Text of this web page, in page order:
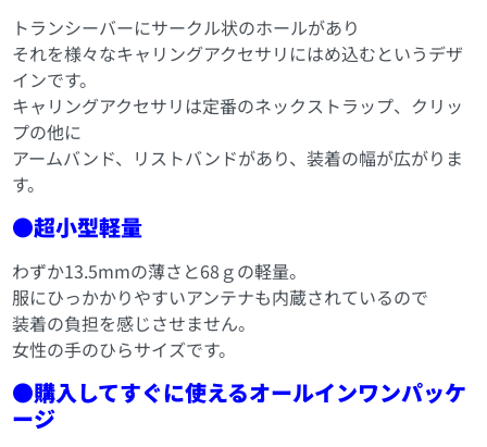
トランシーバーにサークル状のホールがあり
それを様々なキャリングアクセサリにはめ込むというデザ
インです。
キャリングアクセサリは定番のネックストラップ、クリッ
プの他に
アームバンド、リストバンドがあり、装着の幅が広がりま
す。
●超小型軽量
わずか13.5mmの薄さと68ｇの軽量。
服にひっかかりやすいアンテナも内蔵されているので
装着の負担を感じさせません。
女性の手のひらサイズです。
●購入してすぐに使えるオールインワンパッケ
ージ